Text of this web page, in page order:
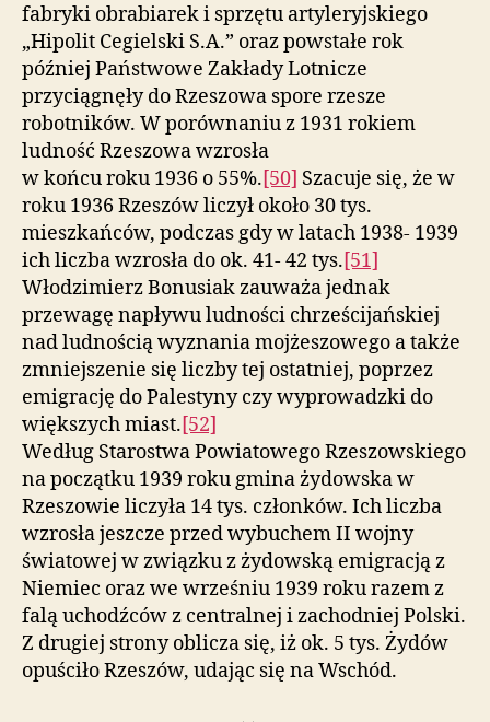
fabryki obrabiarek i sprzętu artyleryjskiego
„Hipolit Cegielski S.A.” oraz powstałe rok
później Państwowe Zakłady Lotnicze
przyciągnęły do Rzeszowa spore rzesze
robotników. W porównaniu z 1931 rokiem
ludność Rzeszowa wzrosła
w końcu roku 1936 o 55%.[50] Szacuje się, że w
roku 1936 Rzeszów liczył około 30 tys.
mieszkańców, podczas gdy w latach 1938- 1939
ich liczba wzrosła do ok. 41- 42 tys.[51]
Włodzimierz Bonusiak zauważa jednak
przewagę napływu ludności chrześcijańskiej
nad ludnością wyznania mojżeszowego a także
zmniejszenie się liczby tej ostatniej, poprzez
emigrację do Palestyny czy wyprowadzki do
większych miast.[52]
Według Starostwa Powiatowego Rzeszowskiego
na początku 1939 roku gmina żydowska w
Rzeszowie liczyła 14 tys. członków. Ich liczba
wzrosła jeszcze przed wybuchem II wojny
światowej w związku z żydowską emigracją z
Niemiec oraz we wrześniu 1939 roku razem z
falą uchodźców z centralnej i zachodniej Polski.
Z drugiej strony oblicza się, iż ok. 5 tys. Żydów
opuściło Rzeszów, udając się na Wschód.